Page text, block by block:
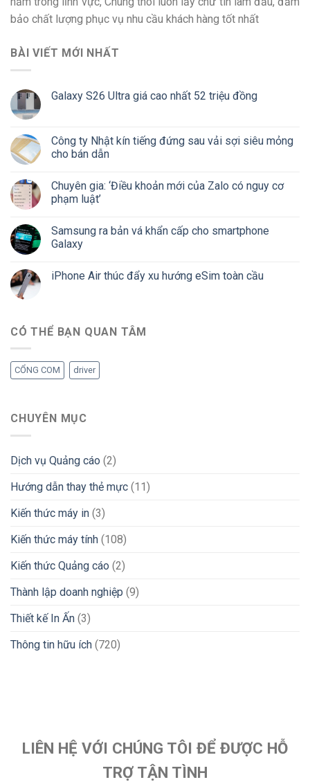
bảo chất lượng phục vụ nhu cầu khách hàng tốt nhất
BÀI VIẾT MỚI NHẤT
Galaxy S26 Ultra giá cao nhất 52 triệu đồng
Công ty Nhật kín tiếng đứng sau vải sợi siêu mỏng
cho bán dẫn
Chuyên gia: ‘Điều khoản mới của Zalo có nguy cơ
phạm luật’
Samsung ra bản vá khẩn cấp cho smartphone
Galaxy
iPhone Air thúc đẩy xu hướng eSim toàn cầu
CÓ THỂ BẠN QUAN TÂM
CỔNG COM driver
CHUYÊN MỤC
Dịch vụ Quảng cáo (2)
Hướng dẫn thay thẻ mực (11)
Kiến thức máy in (3)
Kiến thức máy tính (108)
Kiến thức Quảng cáo (2)
Thành lập doanh nghiệp (9)
Thiết kế In Ấn (3)
Thông tin hữu ích (720)
LIÊN HỆ VỚI CHÚNG TÔI ĐỂ ĐƯỢC HỖ
TRỢ TẬN TÌNH